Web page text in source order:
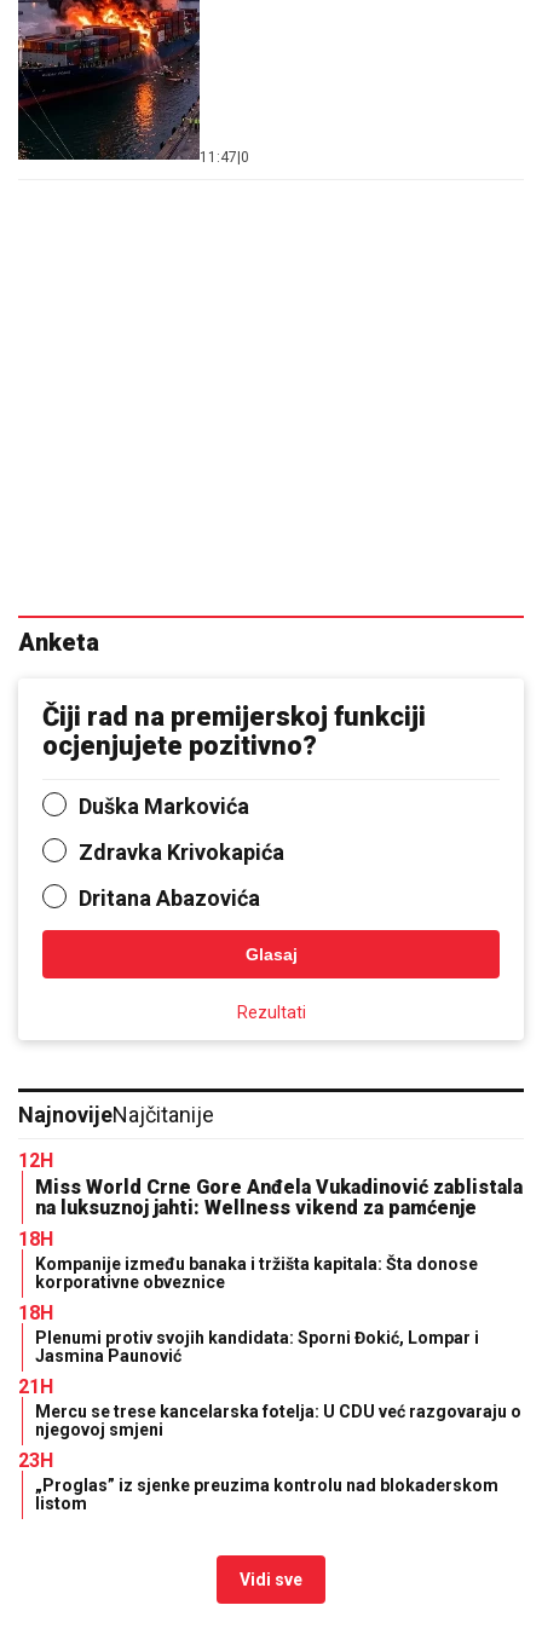
11:47 0
Anketa
Čiji rad na premijerskoj funkciji
ocjenjujete pozitivno?
Duška Markovića
Zdravka Krivokapića
Dritana Abazovića
Glasaj
Rezultati
NajnovijeNajčitanije
12H
Miss World Crne Gore Anđela Vukadinović zablistala
na luksuznoj jahti: Wellness vikend za pamćenje
18H
Kompanije između banaka i tržišta kapitala: Šta donose
korporativne obveznice
18H
Plenumi protiv svojih kandidata: Sporni Đokić, Lompar i
Jasmina Paunović
21H
Mercu se trese kancelarska fotelja: U CDU već razgovaraju o
njegovoj smjeni
23H
„Proglas” iz sjenke preuzima kontrolu nad blokaderskom
listom
Vidi sve